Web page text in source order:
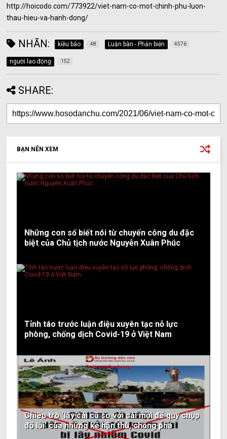
http://hoicodo.com/773922/viet-nam-co-mot-chinh-phu-luon-
thau-hieu-va-hanh-dong/
NHÃN: kiều bào 48 Luận bàn - Phản biện 4576
người lao động 152
SHARE:
BẠN NÊN XEM
Những con số biết nói từ chuyến công du đặc
biệt của Chủ tịch nước Nguyễn Xuân Phúc
Tỉnh táo trước luận điệu xuyên tạc nỗ lực
phòng, chống dịch Covid-19 ở Việt Nam
Chiêu trò ‘lấy cái cũ so với cái mới để quy chụp
đổ lỗi’ của những kẻ hận thù, chống phá